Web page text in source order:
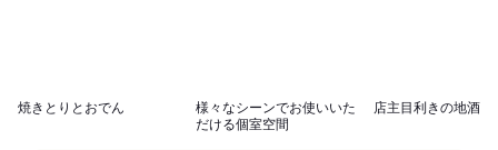
焼きとりとおでん
様々なシーンでお使いいた
だける個室空間
店主目利きの地酒